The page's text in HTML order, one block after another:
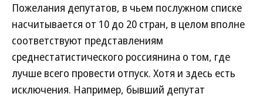
Пожелания депутатов, в чьем послужном списке
насчитывается от 10 до 20 стран, в целом вполне
соответствуют представлениям
среднестатистического россиянина о том, где
лучше всего провести отпуск. Хотя и здесь есть
исключения. Например, бывший депутат